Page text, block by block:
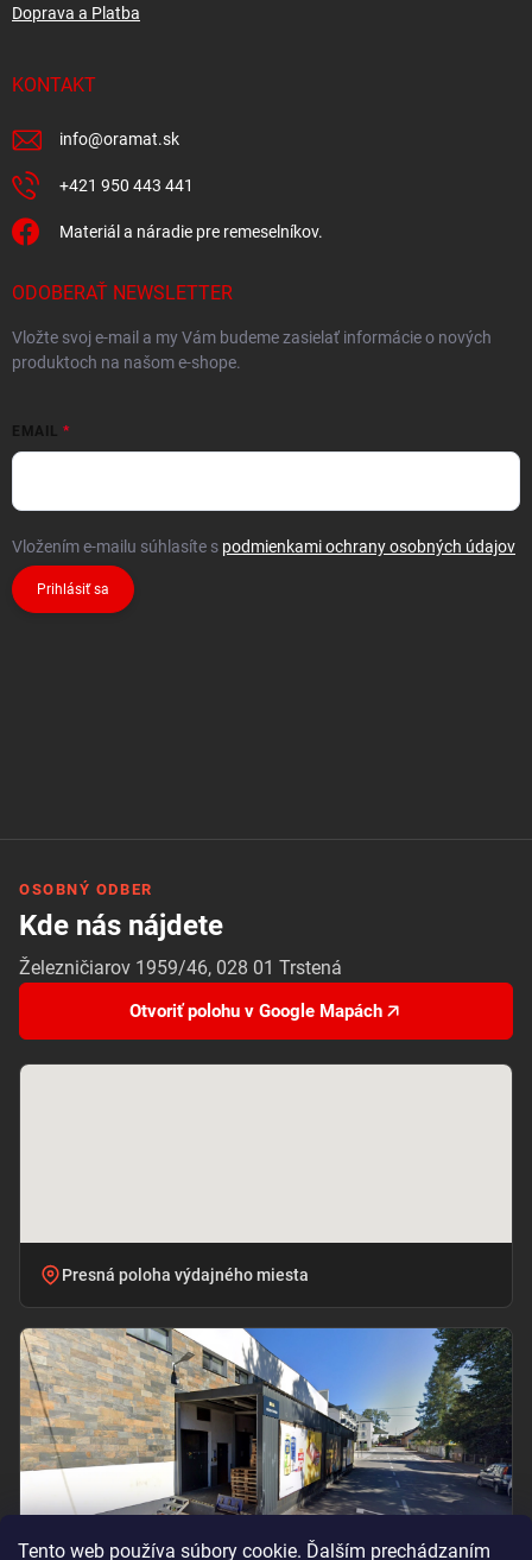
Tento web používa súbory cookie. Ďalším prechádzaním
Doprava a Platba
KONTAKT
info@oramat.sk
+421 950 443 441
Materiál a náradie pre remeselníkov.
ODOBERAŤ NEWSLETTER
Vložte svoj e-mail a my Vám budeme zasielať informácie o nových
produktoch na našom e-shope.
EMAIL
Vložením e-mailu súhlasíte s podmienkami ochrany osobných údajov
Prihlásiť sa
OSOBNÝ ODBER
Kde nás nájdete
Železničiarov 1959/46, 028 01 Trstená
Otvoriť polohu v Google Mapách
Presná poloha výdajného miesta